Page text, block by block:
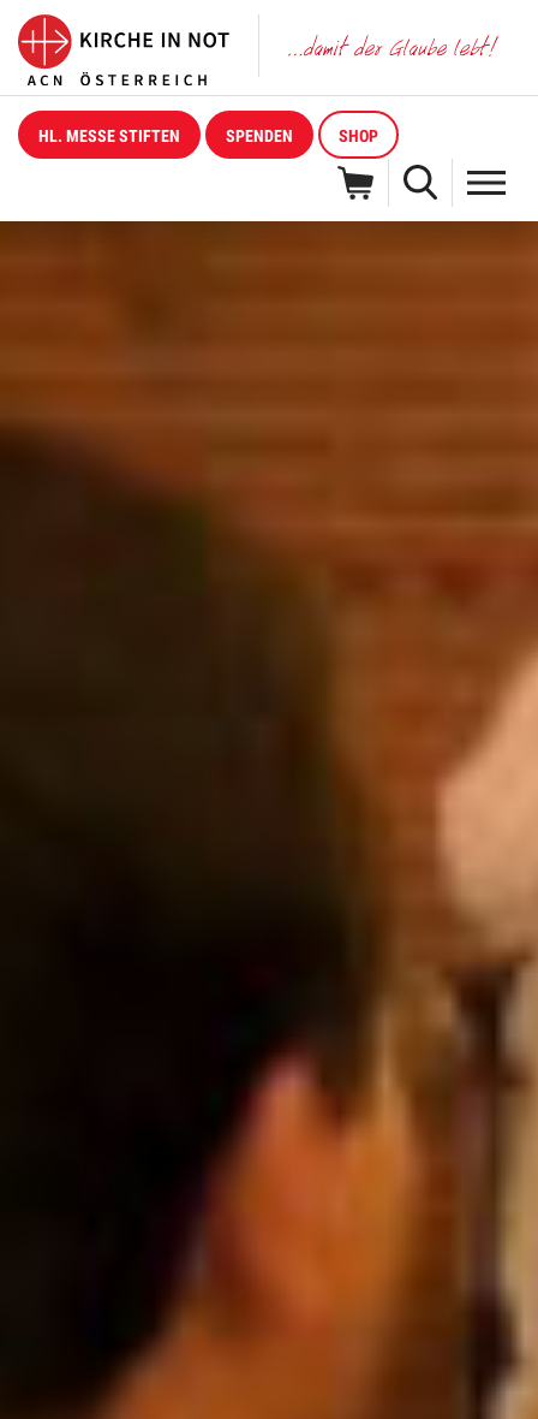
HL. MESSE STIFTEN SPENDEN SHOP